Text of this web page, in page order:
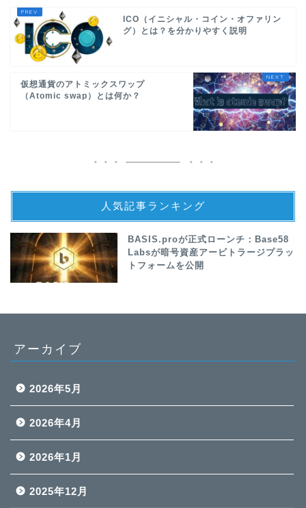
ICO（イニシャル・コイン・オファリン
グ）とは？を分かりやすく説明
仮想通貨のアトミックスワップ
（Atomic swap）とは何か？
人気記事ランキング
BASIS.proが正式ローンチ：Base58
Labsが暗号資産アービトラージプラッ
トフォームを公開
アーカイブ
2026年5月
2026年4月
2026年1月
2025年12月